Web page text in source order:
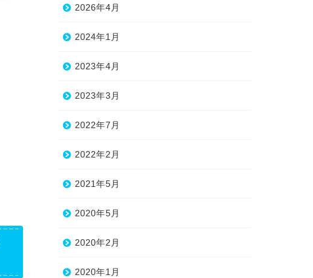
2026年4月
2024年1月
2023年4月
2023年3月
2022年7月
2022年2月
2021年5月
2020年5月
2020年2月
2020年1月